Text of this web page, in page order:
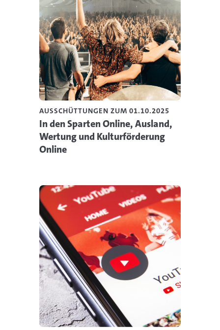
AUSSCHÜTTUNGEN ZUM 01.10.2025
In den Sparten Online, Ausland,
Wertung und Kulturförderung
Online